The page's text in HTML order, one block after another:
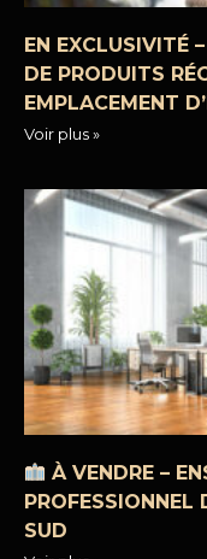
EN EXCLUSIVITÉ
DE PRODUITS
EMPLACEMENT
Voir plus »
À VENDRE –
PROFESSIONNEL
SUD